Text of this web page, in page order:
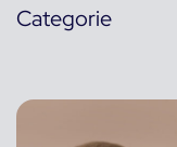
Categorie